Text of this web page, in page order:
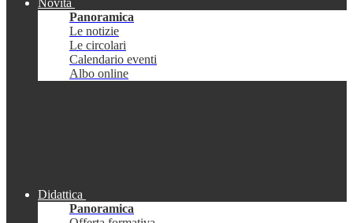
Novità
Panoramica
Le notizie
Le circolari
Calendario eventi
Albo online
Didattica
Panoramica